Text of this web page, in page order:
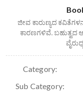
ಜೀವ ಕಾರುಣ್ಯದ
ಕಾರಣಗಳಿವೆ. ಬಹುತ್ವದ
Category:
Sub Category: